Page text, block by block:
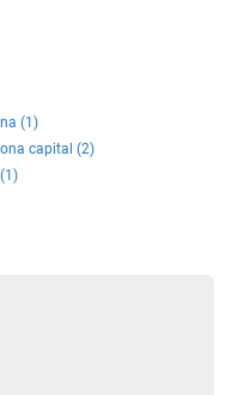
(1)
capital (2)